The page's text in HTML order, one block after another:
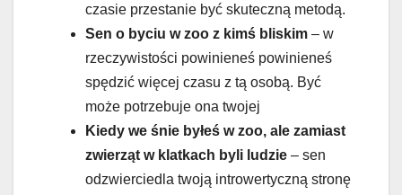
czasie przestanie być skuteczną metodą.
Sen o byciu w zoo z kimś bliskim – w
rzeczywistości powinieneś powinieneś
spędzić więcej czasu z tą osobą. Być
może potrzebuje ona twojej
Kiedy we śnie byłeś w zoo, ale zamiast
zwierząt w klatkach byli ludzie – sen
odzwierciedla twoją introwertyczną stronę